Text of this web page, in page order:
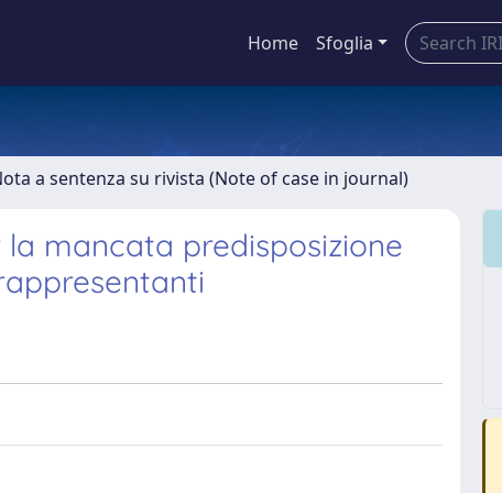
Home Sfoglia
a sentenza su rivista (Note of case in journal)
mancata predisposizione